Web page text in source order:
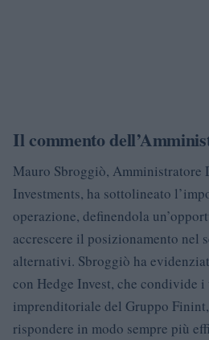
Il commento
Mauro Sbroggiò, Amministratore
Investments, ha sottolineato
operazione, definendola
accrescere il posizionamento nel
alternativi. Sbroggiò ha
con Hedge Invest, che condivide
imprenditoriale del Gruppo
rispondere in modo sempre più